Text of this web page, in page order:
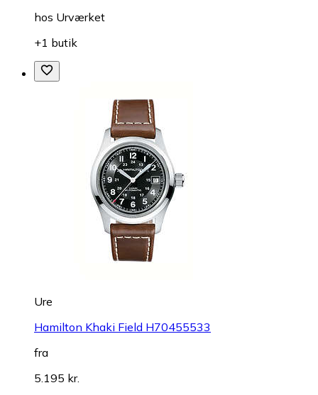
hos Urværket
+1 butik
Ure
Hamilton Khaki Field H70455533
fra
5.195 kr.